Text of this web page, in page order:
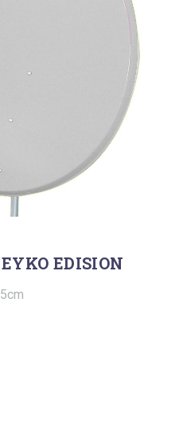
EDISION